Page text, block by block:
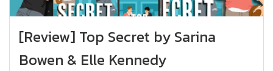
[Review] Top Secret by Sarina
Bowen & Elle Kennedy